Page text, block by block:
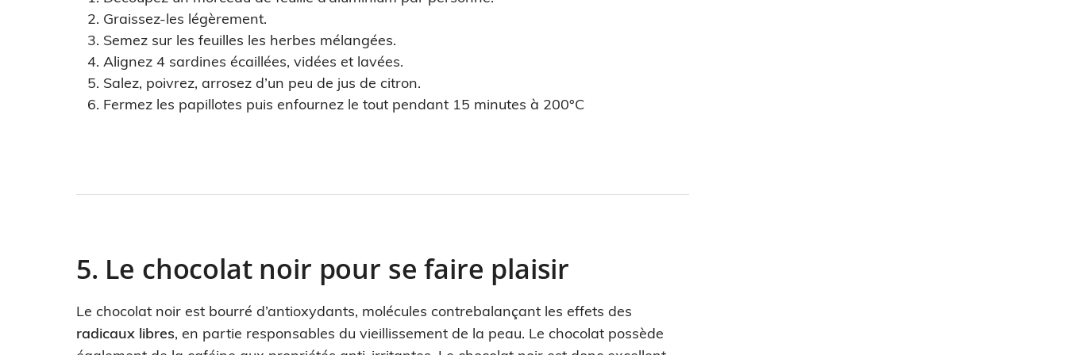
Graissez-les légèrement.
Semez sur les feuilles les herbes mélangées.
Alignez 4 sardines écaillées, vidées et lavées.
Salez, poivrez, arrosez d’un peu de jus de citron.
Fermez les papillotes puis enfournez le tout pendant 15 minutes à 200°C
5. Le chocolat noir pour se faire plaisir
Le chocolat noir est bourré d’antioxydants, molécules contrebalançant les effets des
radicaux libres, en partie responsables du vieillissement de la peau. Le chocolat possède